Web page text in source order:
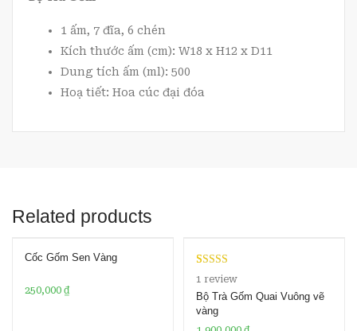
1 ấm, 7 đĩa, 6 chén
Kích thước ấm (cm): W18 x H12 x D11
Dung tích ấm (ml): 500
Hoạ tiết: Hoa cúc đại đóa
Related products
Cốc Gốm Sen Vàng
250,000 ₫
Rated5.00
out of 5
based on
1
customer
1 review
Bộ Trà Gốm Quai Vuông vẽ
vàng